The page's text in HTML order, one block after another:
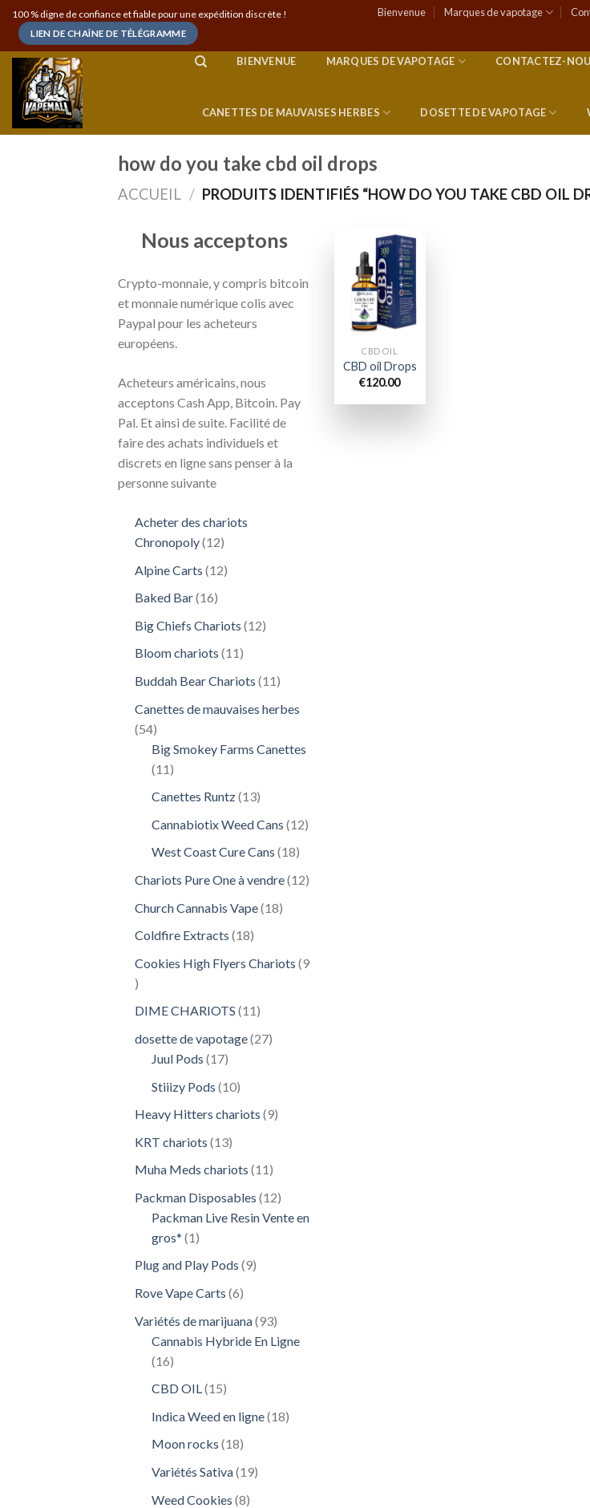
Skip
content
100 % digne de confiance et fiable pour une expédition discrète !
LIEN DE CHAÎNE DE TÉLÉGRAMME
Bienvenue Marques de vapotage
BIENVENUE MARQUES DE VAPOTAGE CONTACTEZ-
CANETTES DE MAUVAISES HERBES DOSETTE DE VAPOTAGE
how do you take cbd oil drops
ACCUEIL / PRODUITS IDENTIFIÉS “HOW DO YOU TAKE CBD OIL
Nous acceptons
Crypto-monnaie, y compris bitcoin
et monnaie numérique colis avec
Paypal pour les acheteurs
européens.
Acheteurs américains, nous
acceptons Cash App, Bitcoin. Pay
Pal. Et ainsi de suite. Facilité de
faire des achats individuels et
discrets en ligne sans penser à la
personne suivante
Acheter des chariots
Chronopoly 1212
Alpine Carts 1212
Baked Bar 1616
Big Chiefs Chariots 1212
Bloom chariots 1111
Buddah Bear Chariots 1111
Canettes de mauvaises herbes
5454
produits
Big Smokey Farms Canettes
11 11
Canettes Runtz 1313
Cannabiotix Weed Cans 1212
West Coast Cure Cans 1818
Chariots Pure One à vendre 1212
Church Cannabis Vape 1818
Coldfire Extracts 1818
Cookies High Flyers Chariots 9
9
DIME CHARIOTS 1111
dosette de vapotage 2727
Juul Pods 1717
Stiiizy Pods 1010
Heavy Hitters chariots 99
KRT chariots 1313
Muha Meds chariots 1111
Packman Disposables 1212
produits
Packman Live Resin Vente en
gros* 11
Plug and Play Pods 99
Rove Vape Carts 66
Variétés de marijuana 9393
produits
Cannabis Hybride En Ligne
1616
CBD OIL 1515
Indica Weed en ligne 1818
Moon rocks 1818
Variétés Sativa 1919
Weed Cookies 88
Add to
wishlist
CBD OIL
CBD oil Drops
€120.00